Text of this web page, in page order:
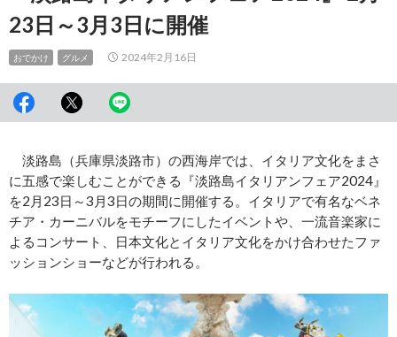
23日～3月3日に開催
おでかけ グルメ 2024年2月16日
淡路島（兵庫県淡路市）の西海岸では、イタリア文化をまさ
に五感で楽しむことができる『淡路島イタリアンフェア2024』
を2月23日～3月3日の期間に開催する。イタリアで有名なベネ
チア・カーニバルをモチーフにしたイベントや、一流音楽家に
よるコンサート、日本文化とイタリア文化をかけ合わせたファ
ッションショーなどが行われる。